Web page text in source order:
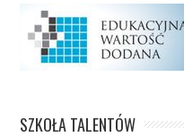
SZKOŁA TALENTÓW